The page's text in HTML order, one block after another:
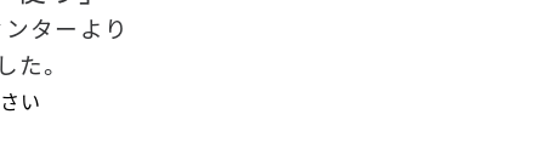
ターより
。
い